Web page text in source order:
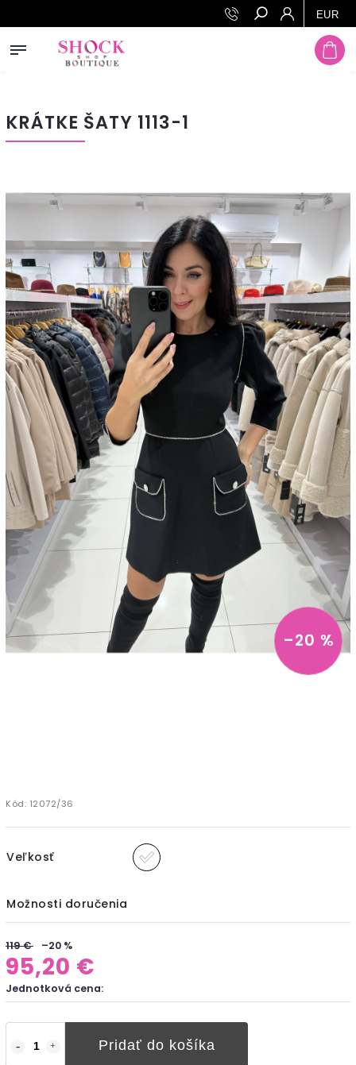
EUR
Hľadať
KRÁTKE ŠATY 1113-1
–20 %
Kód: 12072/36
Veľkosť
Možnosti doručenia
119 € –20 %
95,20 €
Jednotková cena:
Pridať do košíka